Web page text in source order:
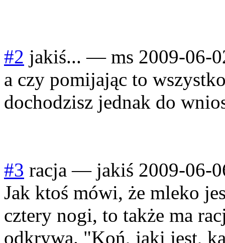
#2 jakiś... — ms 2009-06-
a czy pomijając to
dochodzisz jednak do
#3 racja — jakiś 2009-06-
Jak ktoś mówi, że mleko
cztery nogi, to także ma
odkrywa. "Koń, jaki jest,